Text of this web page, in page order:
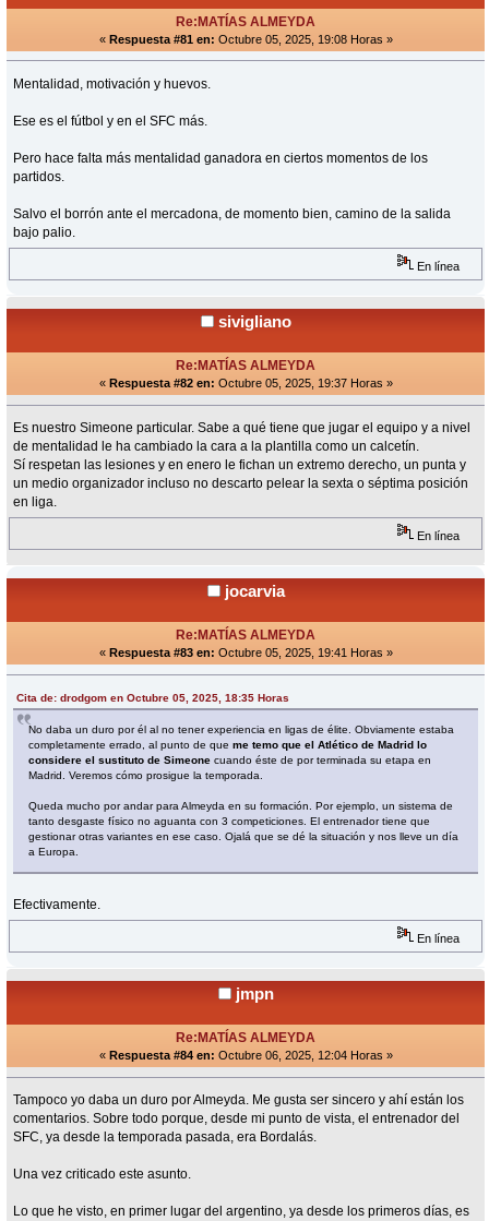
Re:MATÍAS ALMEYDA
« Respuesta #81 en: Octubre 05, 2025, 19:08 Horas »
Mentalidad, motivación y huevos.
Ese es el fútbol y en el SFC más.
Pero hace falta más mentalidad ganadora en ciertos momentos de los
partidos.
Salvo el borrón ante el mercadona, de momento bien, camino de la salida
bajo palio.
En línea
sivigliano
Re:MATÍAS ALMEYDA
« Respuesta #82 en: Octubre 05, 2025, 19:37 Horas »
Es nuestro Simeone particular. Sabe a qué tiene que jugar el equipo y a nivel
de mentalidad le ha cambiado la cara a la plantilla como un calcetín.
Sí respetan las lesiones y en enero le fichan un extremo derecho, un punta y
un medio organizador incluso no descarto pelear la sexta o séptima posición
en liga.
En línea
jocarvia
Re:MATÍAS ALMEYDA
« Respuesta #83 en: Octubre 05, 2025, 19:41 Horas »
Cita de: drodgom en Octubre 05, 2025, 18:35 Horas
No daba un duro por él al no tener experiencia en ligas de élite. Obviamente estaba
completamente errado, al punto de queme temo que el Atlético de Madrid lo
considere el sustituto de Simeone cuando éste de por terminada su etapa en
Madrid. Veremos cómo prosigue la temporada.
Queda mucho por andar para Almeyda en su formación. Por ejemplo, un sistema de
tanto desgaste físico no aguanta con 3 competiciones. El entrenador tiene que
gestionar otras variantes en ese caso. Ojalá que se dé la situación y nos lleve un día
a Europa.
Efectivamente.
En línea
jmpn
Re:MATÍAS ALMEYDA
« Respuesta #84 en: Octubre 06, 2025, 12:04 Horas »
Tampoco yo daba un duro por Almeyda. Me gusta ser sincero y ahí están los
comentarios. Sobre todo porque, desde mi punto de vista, el entrenador del
SFC, ya desde la temporada pasada, era Bordalás.
Una vez criticado este asunto.
Lo que he visto, en primer lugar del argentino, ya desde los primeros días, es